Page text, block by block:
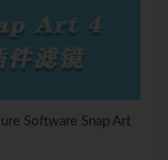
Software Snap Art